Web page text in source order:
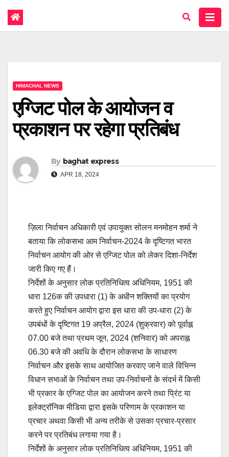
HIMACHAL NEWS
एग्जिट पोल के आयोजन व
प्रकाशन पर रहेगा प्रतिबंध
By baghat express
APR 18, 2024
ज़िला निर्वाचन अधिकारी एवं उपायुक्त सोलन मनमोहन शर्मा ने
बताया कि लोकसभा आम निर्वाचन-2024 के दृष्टिगत भारत
निर्वाचन आयोग की ओर से एग्जिट पोल को लेकर दिशा-निर्देश
जारी किए गए हैं।
निर्देशों के अनुसार लोक प्रतिनिधित्व अधिनियम, 1951 की
धारा 126क की उपधारा (1) के अधीन शक्तियों का प्रयोग
करते हुए निर्वाचन आयोग द्वारा इस धारा की उप-धारा (2) के
उपबंधों के दृष्टिगत 19 अप्रैल, 2024 (शुक्रवार) को पूर्वाह्न
07.00 बजे तथा प्रथम जून, 2024 (शनिवार) को अपराह्न
06.30 बजे की अवधि के दौरान लोकसभा के साधारण
निर्वाचन और इसके साथ आयोजित करवाए जाने वाले विभिन्न
विधान सभाओं के निर्वाचन तथा उप-निर्वाचनों के संदर्भ में किसी
भी प्रकार के एग्जिट पोल का आयोजन करने तथा प्रिंट या
इलेक्ट्रॉनिक मीडिया द्वारा इसके परिणाम के प्रकाशन या
प्रचार अथवा किसी भी अन्य तरीके से उसका प्रचार-प्रसार
करने पर प्रतिबंध लगाया गया है।
निर्देशों के अनुसार लोक प्रतिनिधित्व अधिनियम, 1951 की